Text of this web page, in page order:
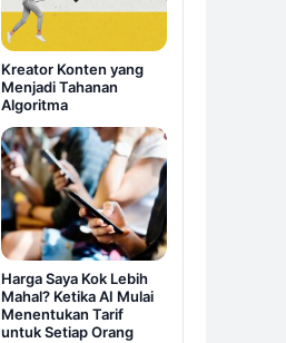
Kreator Konten yang
Menjadi Tahanan
Algoritma
Harga Saya Kok Lebih
Mahal? Ketika AI Mulai
Menentukan Tarif
untuk Setiap Orang